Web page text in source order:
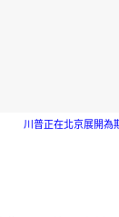
川普正在北京展開為